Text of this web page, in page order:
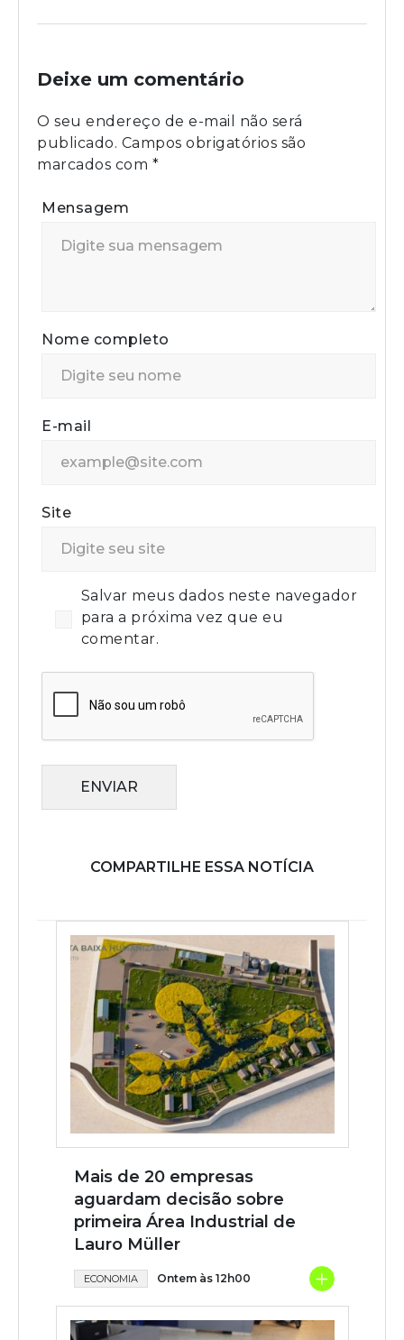
Deixe um comentário
O seu endereço de e-mail não será
publicado. Campos obrigatórios são
marcados com *
Mensagem
Nome completo
E-mail
Site
Salvar meus dados neste navegador
para a próxima vez que eu
comentar.
ENVIAR
COMPARTILHE ESSA NOTÍCIA
Mais de 20 empresas
aguardam decisão sobre
primeira Área Industrial de
Lauro Müller
ECONOMIA Ontem às 12h00 +